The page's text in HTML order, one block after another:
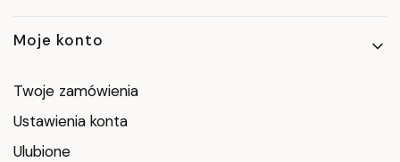
Moje konto
Twoje zamówienia
Ustawienia konta
Ulubione